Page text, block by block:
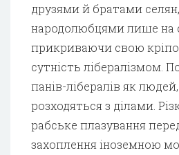
друзями й братами
народолюбцями лише на
прикриваючи свою
сутність лібералізмом.
панів-лібералів як
розходяться з ділами.
рабське плазування
захоплення іноземною